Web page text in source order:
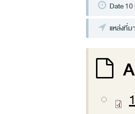
Date10
แหล่งที่ม